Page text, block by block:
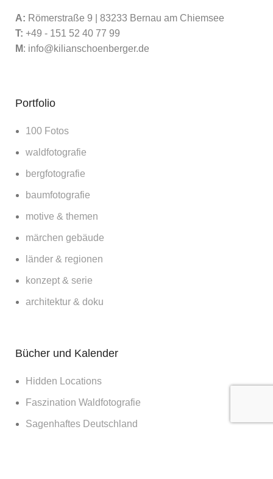
A: Römerstraße 9 | 83233 Bernau am Chiemsee
T: +49 - 151 52 40 77 99
M: info@kilianschoenberger.de
Portfolio
100 Fotos
waldfotografie
bergfotografie
baumfotografie
motive & themen
märchen gebäude
länder & regionen
konzept & serie
architektur & doku
Bücher und Kalender
Hidden Locations
Faszination Waldfotografie
Sagenhaftes Deutschland